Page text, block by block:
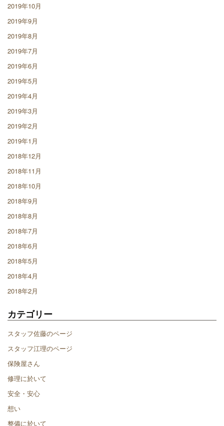
2019年10月
2019年9月
2019年8月
2019年7月
2019年6月
2019年5月
2019年4月
2019年3月
2019年2月
2019年1月
2018年12月
2018年11月
2018年10月
2018年9月
2018年8月
2018年7月
2018年6月
2018年5月
2018年4月
2018年2月
カテゴリー
スタッフ佐藤のページ
スタッフ江理のページ
保険屋さん
修理に於いて
安全・安心
想い
整備に於いて